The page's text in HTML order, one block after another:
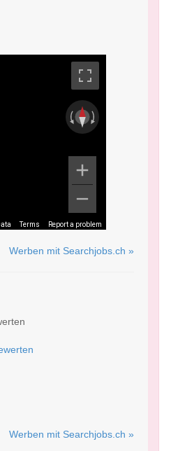
Terms Report a problem
Werben mit Searchjobs.ch »
Werben mit Searchjobs.ch »